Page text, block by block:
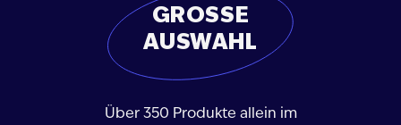
GROSSE A
USWAHL
Über 350 Produkte allein im